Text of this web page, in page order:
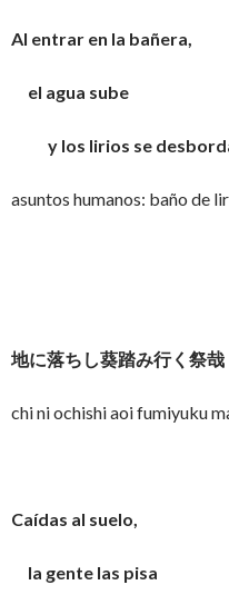
Al entrar en la bañera,
el agua sube
y los lirios se
asuntos humanos: baño de
地に落ちし葵踏み行く祭哉
chi ni ochishi aoi fumiyuku
Caídas al suelo,
la gente las pisa